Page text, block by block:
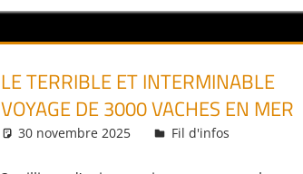
LE TERRIBLE ET INTERMINABLE
VOYAGE DE 3000 VACHES EN MER
30 novembre 2025 Daniel
Fil d'infos